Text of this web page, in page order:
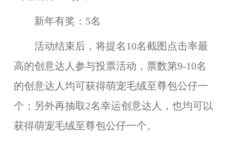
新年有奖： 5名
活动结束后，将提名10名截图点击率最
高的创意达人参与投票活动，票数第9-10名
的创意达人均可获得萌宠毛绒至尊包公仔一
个；另外再抽取2名幸运创意达人，也均可以
获得萌宠毛绒至尊包公仔一个。